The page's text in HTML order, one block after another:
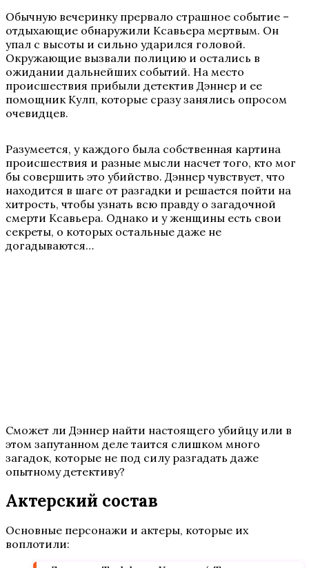
Обычную вечеринку прервало страшное событие –
отдыхающие обнаружили Ксавьера мертвым. Он
упал с высоты и сильно ударился головой.
Окружающие вызвали полицию и остались в
ожидании дальнейших событий. На место
происшествия прибыли детектив Дэннер и ее
помощник Кулп, которые сразу занялись опросом
очевидцев.
Разумеется, у каждого была собственная картина
происшествия и разные мысли насчет того, кто мог
бы совершить это убийство. Дэннер чувствует, что
находится в шаге от разгадки и решается пойти на
хитрость, чтобы узнать всю правду о загадочной
смерти Ксавьера. Однако и у женщины есть свои
секреты, о которых остальные даже не
догадываются…
Сможет ли Дэннер найти настоящего убийцу или в
этом запутанном деле таится слишком много
загадок, которые не под силу разгадать даже
опытному детективу?
Актерский состав
Основные персонажи и актеры, которые их
воплотили: